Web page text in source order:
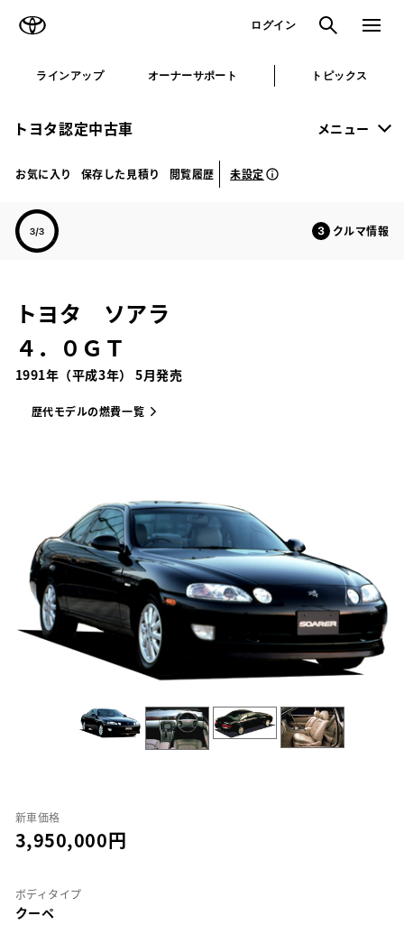
ログイン 検索 メニュ
ラインアップ オーナーサポート トピックス
トヨタ認定中古車 メニュー
お気に入り 保存した見積り 閲覧履歴 未設定
クルマ情報
トヨタ ソアラ
４．０ＧＴ
1991年（平成3年） 5月発売
歴代モデルの燃費一覧
新車価格
3,950,000
ボディタイプ
クーペ